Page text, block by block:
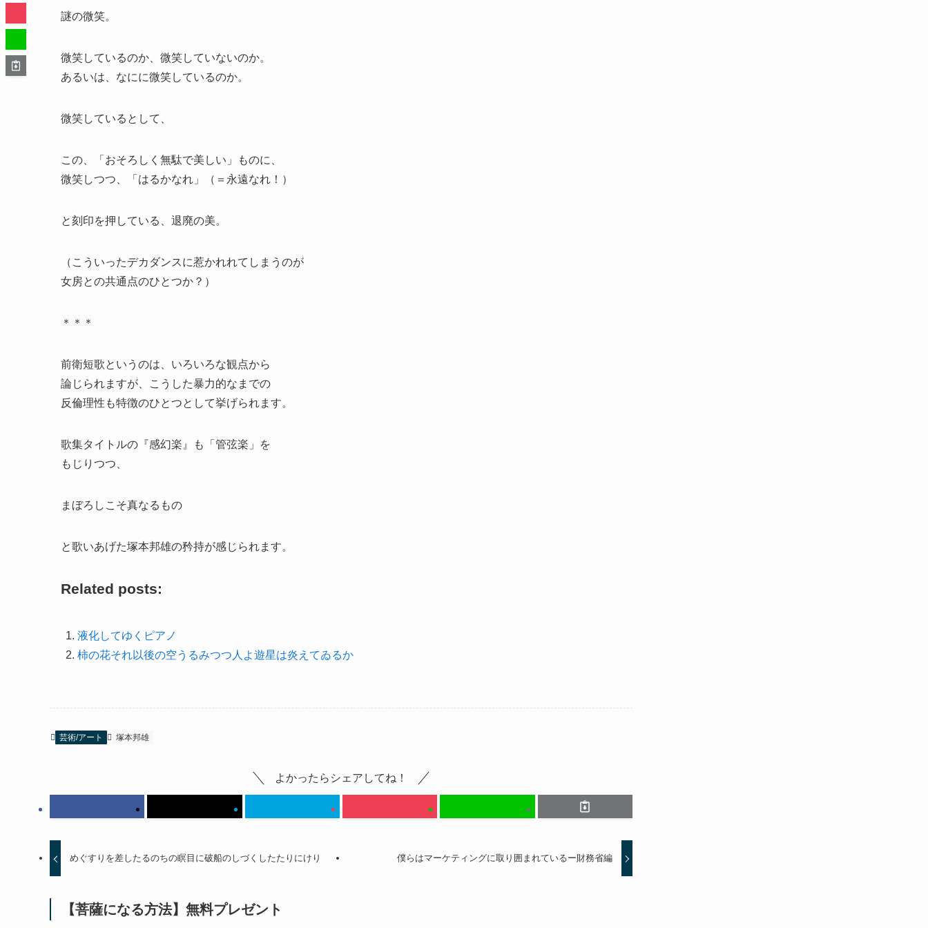
謎の微笑。
微笑しているのか、微笑していないのか。
あるいは、なにに微笑しているのか。
微笑しているとして、
この、「おそろしく無駄で美しい」ものに、
微笑しつつ、「はるかなれ」（＝永遠なれ！）
と刻印を押している、退廃の美。
（こういったデカダンスに惹かれれてしまうのが
女房との共通点のひとつか？）
＊＊＊
前衛短歌というのは、いろいろな観点から
論じられますが、こうした暴力的なまでの
反倫理性も特徴のひとつとして挙げられます。
歌集タイトルの『感幻楽』も「管弦楽」を
もじりつつ、
まぼろしこそ真なるもの
と歌いあげた塚本邦雄の矜持が感じられます。
Related posts:
液化してゆくピアノ
柿の花それ以後の空うるみつつ人よ遊星は炎えてゐるか
芸術/アート 塚本邦雄
よかったらシェアしてね！
めぐすりを差したるのちの瞑目に破船のしづくしたたりにけり 僕らはマーケティングに取り囲まれているー財務省編
【菩薩になる方法】無料プレゼント